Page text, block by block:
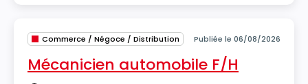
Commerce / Négoce / Distribution Publiée le 06/08/2026
Mécanicien automobile F/H